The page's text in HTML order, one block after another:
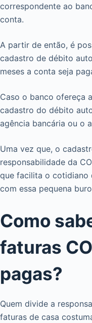
correspondente ao
conta.
A partir de então, é
cadastro de débito
meses a conta seja
Caso o banco ofereça
cadastro do débito
agência bancária ou o
Uma vez que, o
responsabilidade da
que facilita o cotidiano
com essa pequena
Como
faturas
pagas?
Quem divide a
faturas de casa